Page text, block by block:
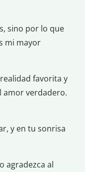
sino por lo que
mi mayor
favorita y
amor verdadero.
y en tu sonrisa
agradezca al